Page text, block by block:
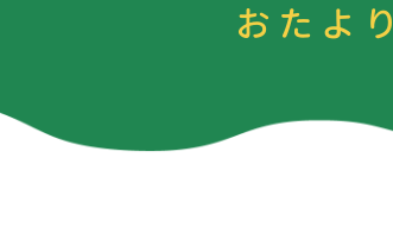
おたより